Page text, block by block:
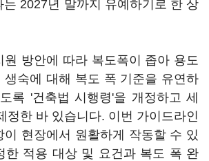
는 2027년 말까지 유예하기로 한 상
원 방안에 따라 복도폭이 좁아 용도
생숙에 대해 복도 폭 기준을 유연하
록 '건축법 시행령'을 개정하고 세
정한 바 있습니다. 이번 가이드라인
이 현장에서 원활하게 작동할 수 있
한 적용 대상 및 요건과 복도 폭 완